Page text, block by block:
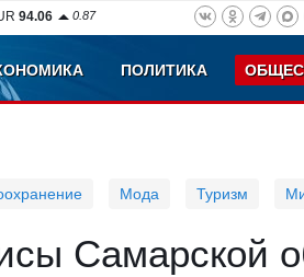
94.06 0.87
ПОЛИТИКА
Мода Туризм
Самарской